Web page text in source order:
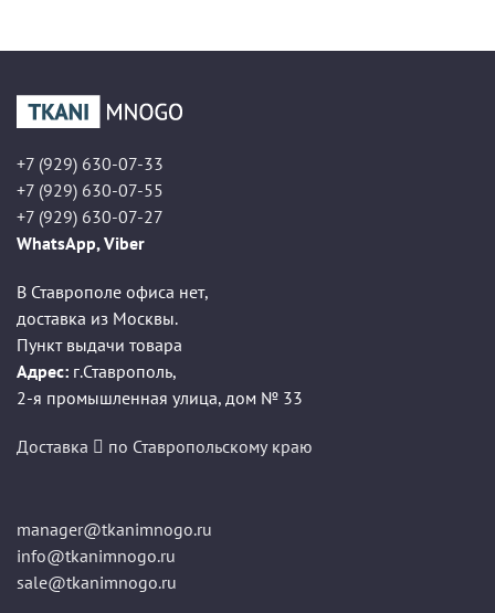
+7 (929) 630-07-33
+7 (929) 630-07-55
+7 (929) 630-07-27
WhatsApp, Viber
В Ставрополе офиса нет,
доставка из Москвы.
Пункт выдачи товара
Адрес: г.Ставрополь,
2-я промышленная улица, дом № 33
Доставка по Ставропольскому краю
manager@tkanimnogo.ru
info@tkanimnogo.ru
sale@tkanimnogo.ru